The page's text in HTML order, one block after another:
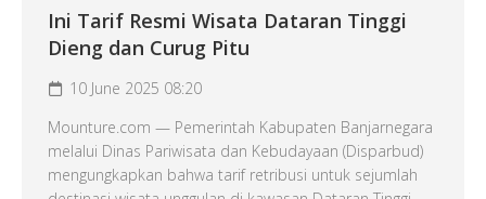
Ini Tarif Resmi Wisata Dataran Tinggi
Dieng dan Curug Pitu
10 June 2025 08:20
Mounture.com — Pemerintah Kabupaten Banjarnegara
melalui Dinas Pariwisata dan Kebudayaan (Disparbud)
mengungkapkan bahwa tarif retribusi untuk sejumlah